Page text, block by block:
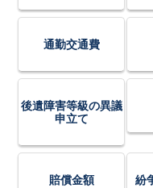
通勤交通費
後遺障害等級の異議
申立て
賠償金額 紛